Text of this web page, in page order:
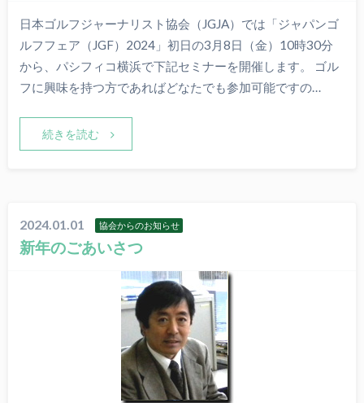
日本ゴルフジャーナリスト協会（JGJA）では「ジャパンゴ
ルフフェア（JGF）2024」初日の3月8日（金）10時30分
から、パシフィコ横浜で下記セミナーを開催します。 ゴル
フに興味を持つ方であればどなたでも参加可能ですの…
続きを読む
2024.01.01 協会からのお知らせ
新年のごあいさつ